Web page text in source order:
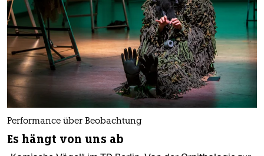
Performance über Beobachtung
Es hängt von uns ab